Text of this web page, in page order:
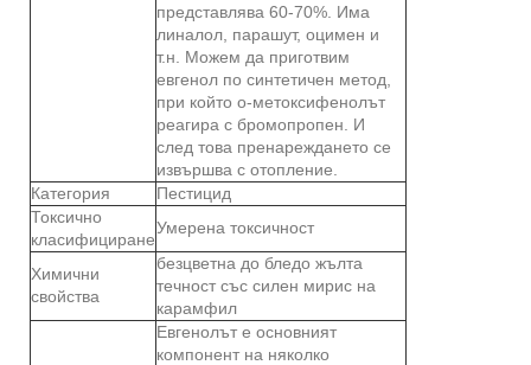
представлява 60-70%. Има
линалол, парашут, оцимен и
т.н. Можем да приготвим
евгенол по синтетичен метод,
при който о-метоксифенолът
реагира с бромопропен. И
след това пренареждането се
извършва с отопление.
Категория
Пестицид
Токсично
класифициране
Умерена токсичност
Химични
свойства
безцветна до бледо жълта
течност със силен мирис на
карамфил
Евгенолът е основният
компонент на няколко